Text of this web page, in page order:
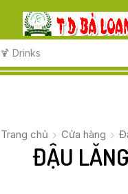
🍹 Drinks
Trang chủ Cửa hàng
ĐẬU LĂNG